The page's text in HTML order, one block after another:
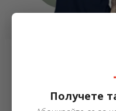
Получете